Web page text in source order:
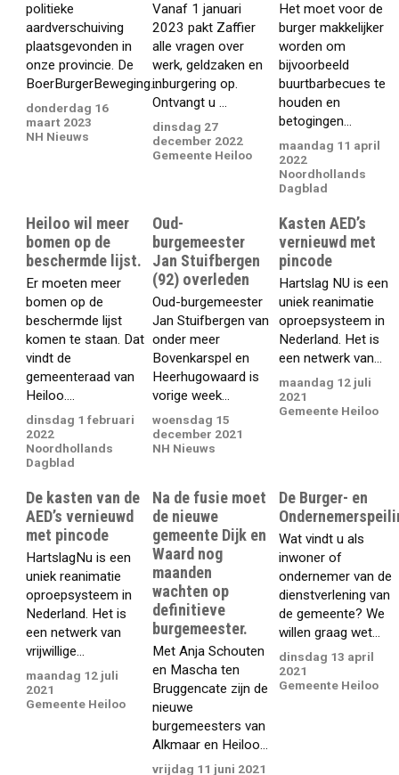
politieke
aardverschuiving
plaatsgevonden in
onze provincie. De
BoerBurgerBeweging...
donderdag 16
maart 2023
NH Nieuws
Vanaf 1 januari
2023 pakt Zaffier
alle vragen over
werk, geldzaken en
inburgering op.
Ontvangt u ...
dinsdag 27
december 2022
Gemeente Heiloo
Het moet voor de
burger makkelijker
worden om
bijvoorbeeld
buurtbarbecues te
houden en
betogingen...
maandag 11 april
2022
Noordhollands
Dagblad
Heiloo wil meer
bomen op de
beschermde lijst.
Er moeten meer
bomen op de
beschermde lijst
komen te staan. Dat
vindt de
gemeenteraad van
Heiloo....
dinsdag 1 februari
2022
Noordhollands
Dagblad
Oud-
burgemeester
Jan Stuifbergen
(92) overleden
Oud-burgemeester
Jan Stuifbergen van
onder meer
Bovenkarspel en
Heerhugowaard is
vorige week...
woensdag 15
december 2021
NH Nieuws
Kasten AED’s
vernieuwd met
pincode
Hartslag NU is een
uniek reanimatie
oproepsysteem in
Nederland. Het is
een netwerk van...
maandag 12 juli
2021
Gemeente Heiloo
De kasten van de
AED’s vernieuwd
met pincode
HartslagNu is een
uniek reanimatie
oproepsysteem in
Nederland. Het is
een netwerk van
vrijwillige...
maandag 12 juli
2021
Gemeente Heiloo
Na de fusie moet
de nieuwe
gemeente Dijk en
Waard nog
maanden
wachten op
definitieve
burgemeester.
Met Anja Schouten
en Mascha ten
Bruggencate zijn de
nieuwe
burgemeesters van
Alkmaar en Heiloo...
vrijdag 11 juni 2021
De Burger- en
Wat vindt u als
inwoner of
ondernemer van de
dienstverlening van
de gemeente? We
willen graag wet...
dinsdag 13 april
2021
Gemeente Heiloo